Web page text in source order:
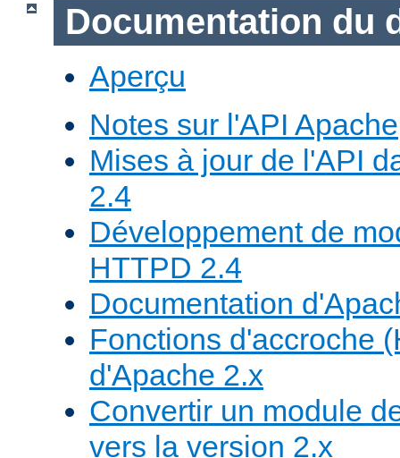
Documentation du
Aperçu
Notes sur l'API Apache
Mises à jour de l'API
2.4
Développement de
HTTPD 2.4
Documentation
Fonctions d'accroche
d'Apache 2.x
Convertir un module
vers la version 2.x